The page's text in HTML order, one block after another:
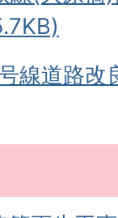
線道路改